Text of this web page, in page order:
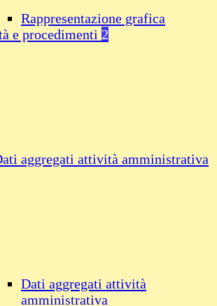
Rappresentazione grafica
e procedimenti 2
aggregati attività amministrativa
Dati aggregati attività
amministrativa